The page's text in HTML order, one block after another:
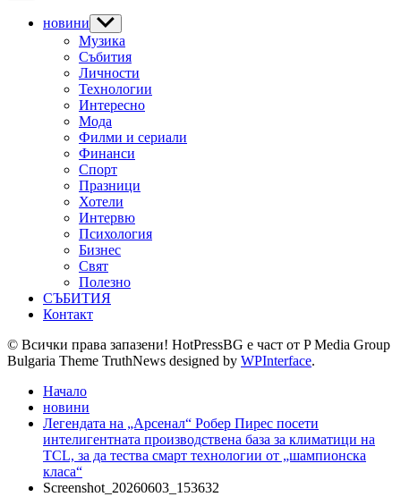
новини Show
sub
menu
Музика
Събития
Личности
Технологии
Интересно
Мода
Филми и сериали
Финанси
Спорт
Празници
Хотели
Интервю
Психология
Бизнес
Свят
Полезно
СЪБИТИЯ
Контакт
© Всички права запазени! HotPressBG е част от P Media Group
Bulgaria Theme TruthNews designed by WPInterface.
Начало
новини
Легендата на „Арсенал“ Робер Пирес посети
интелигентната производствена база за климатици на
TCL, за да тества смарт технологии от „шампионска
класа“
Screenshot_20260603_153632